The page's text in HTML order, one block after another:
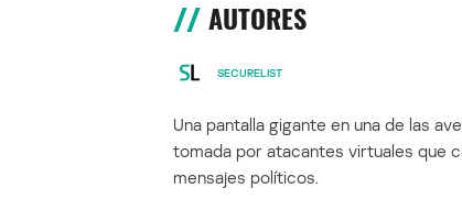
AUTORES
SECURELIST
Una pantalla gigante en una de las
tomada por atacantes virtuales que
mensajes políticos.